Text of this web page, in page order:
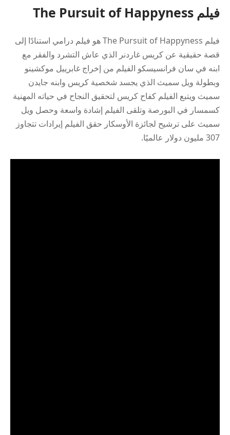
فيلم The Pursuit of Happyness
فيلم The Pursuit of Happyness هو فيلم درامي استنادًا إلى
قصة حقيقية عن كريس غاردنر الذي عاش التشرد والفقر مع
ابنه في سان فرانسيسكو الفيلم من إخراج غابرييل موكشينو
وبطولة ويل سميث الذي يجسد شخصية كريس وابنه جايدن
سميث ويتبع الفيلم كفاح كريس لتحقيق النجاح في حياته المهنية
كسمسار في البورصة وتلقى الفيلم إشادة واسعة وحصل ويل
سميث على ترشيح لجائزة الأوسكار حقق الفيلم إيرادات تتجاوز
307 مليون دولار عالميًا.